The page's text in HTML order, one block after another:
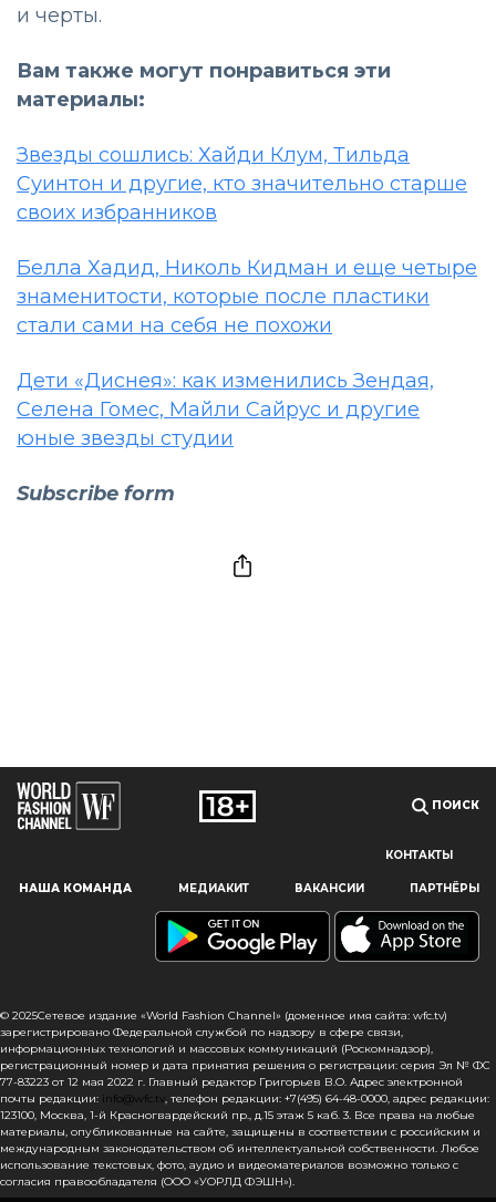
Наш сайт использует файлы cookie и похожие технологии,
пользователям, предоставляя персонализированную
информацию, запоминая предпочтения в области
сайта, вы подтверждаете свое согласие на использование
файлов cookie в соответствии с настоящим уведомлением
в отношении данного типа файлов. Если вы не согласны
с тем, чтобы мы использовали данный тип файлов,
то вы должны соответствующим образом установить
настройки вашего браузера или не использовать сайт wfc.tv
и черты.
Вам также могут понравиться эти
материалы:
Звезды сошлись: Хайди Клум, Тильда
Суинтон и другие, кто значительно старше
своих избранников
Белла Хадид, Николь Кидман и еще четыре
знаменитости, которые после пластики
стали сами на себя не похожи
Дети «Диснея»: как изменились Зендая,
Селена Гомес, Майли Сайрус и другие
юные звезды студии
Subscribe form
ПОИСК
КОНТАКТЫ
НАША КОМАНДА МЕДИАКИТ ВАКАНСИИ ПАРТНЁРЫ
© 2025Сетевое издание «World Fashion Channel» (доменное имя сайта: wfc.tv)
зарегистрировано Федеральной службой по надзору в сфере связи,
информационных технологий и массовых коммуникаций (Роскомнадзор),
регистрационный номер и дата принятия решения о регистрации: серия Эл № ФС
77-83223 от 12 мая 2022 г. Главный редактор Григорьев В.О. Адрес электронной
почты редакции: info@wfc.tv, телефон редакции: +7(495) 64-48-0000, адрес редакции:
123100, Москва, 1-й Красногвардейский пр., д.15 этаж 5 каб. 3. Все права на любые
материалы, опубликованные на сайте, защищены в соответствии с российским и
международным законодательством об интеллектуальной собственности. Любое
использование текстовых, фото, аудио и видеоматериалов возможно только с
согласия правообладателя (ООО «УОРЛД ФЭШН»).